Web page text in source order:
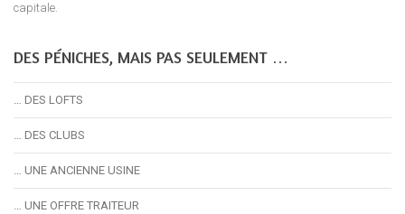
capitale.
DES PÉNICHES, MAIS PAS SEULEMENT …
… DES LOFTS
… DES CLUBS
… UNE ANCIENNE USINE
… UNE OFFRE TRAITEUR